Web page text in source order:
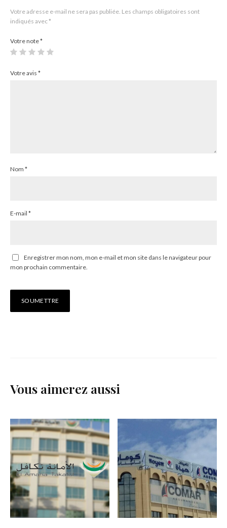
Votre adresse e-mail ne sera pas publiée. Les champs obligatoires sont
indiqués avec*
Votre note*
Votre avis *
Nom *
E-mail *
Enregistrer mon nom, mon e-mail et mon site dans le navigateur pour
mon prochain commentaire.
Vous aimerez aussi